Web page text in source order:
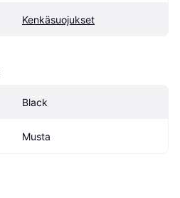
Kenkäsuojukset
Black
Musta